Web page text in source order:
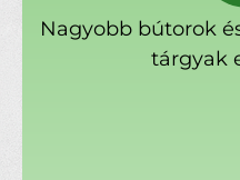
Nagyobb bútorok
tárgyak